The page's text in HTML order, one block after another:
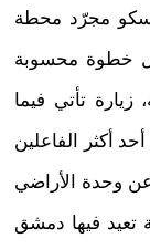
مجرّد محطة
بل خطوة محسوبة
تأتي فيما
أكثر الفاعلين
وحدة الأراضي
تعيد فيها دمشق